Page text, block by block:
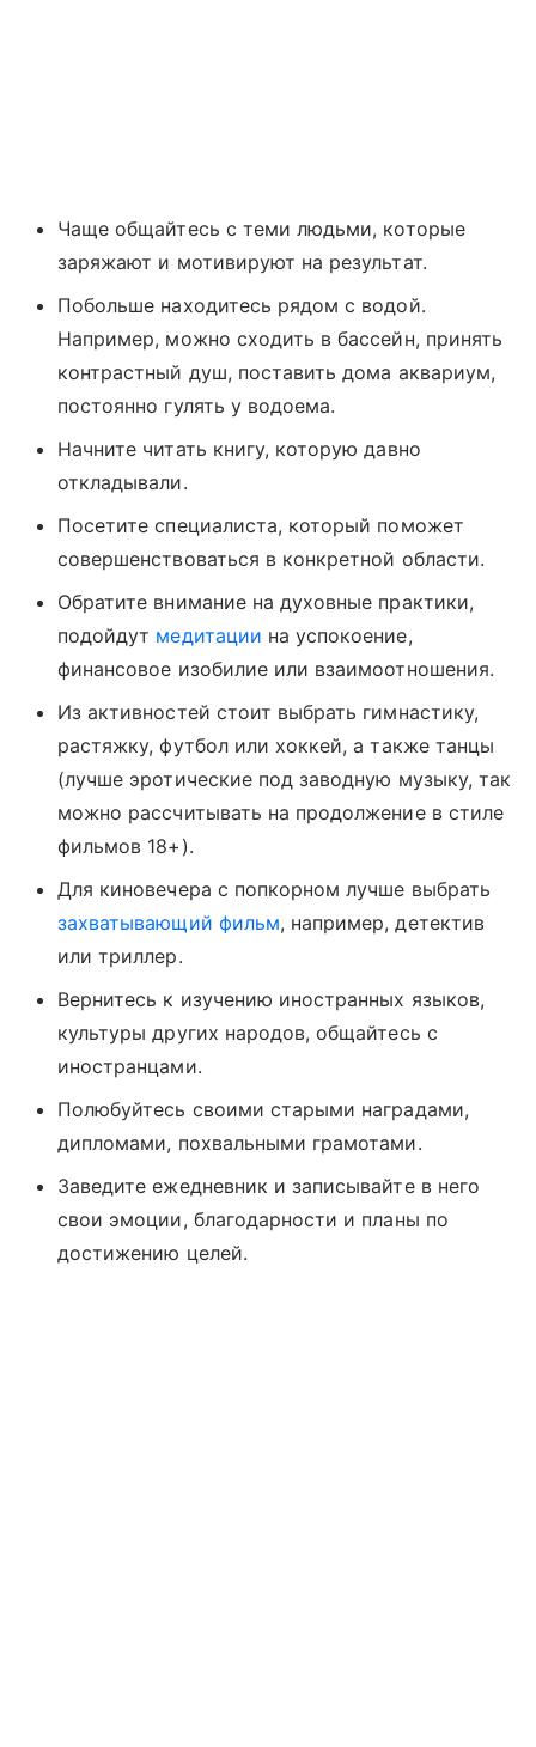
Чаще общайтесь с теми людьми, которые
заряжают и мотивируют на результат.
Побольше находитесь рядом с водой.
Например, можно сходить в бассейн, принять
контрастный душ, поставить дома аквариум,
постоянно гулять у водоема.
Начните читать книгу, которую давно
откладывали.
Посетите специалиста, который поможет
совершенствоваться в конкретной области.
Обратите внимание на духовные практики,
подойдут медитации на успокоение,
финансовое изобилие или взаимоотношения.
Из активностей стоит выбрать гимнастику,
растяжку, футбол или хоккей, а также танцы
(лучше эротические под заводную музыку, так
можно рассчитывать на продолжение в стиле
фильмов 18+).
Для киновечера с попкорном лучше выбрать
захватывающий фильм, например, детектив
или триллер.
Вернитесь к изучению иностранных языков,
культуры других народов, общайтесь с
иностранцами.
Полюбуйтесь своими старыми наградами,
дипломами, похвальными грамотами.
Заведите ежедневник и записывайте в него
свои эмоции, благодарности и планы по
достижению целей.